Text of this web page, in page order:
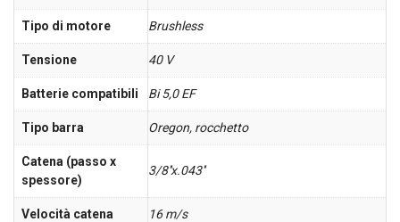
Tipo di motore Brushless
Tensione 40 V
Batterie compatibili Bi 5,0 EF
Tipo barra Oregon, rocchetto
Catena (passo x
spessore)
3/8''x.043''
Velocità catena 16 m/s